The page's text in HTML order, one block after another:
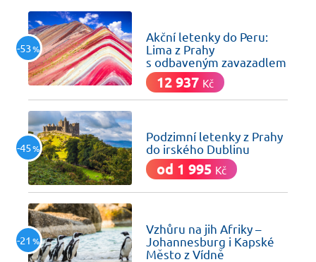
-53%
Akční letenky do Peru:
Lima z Prahy
s odbaveným zavazadlem
12 937 Kč
-45%
Podzimní letenky z Prahy
do irského Dublinu
od 1 995 Kč
-21 %
Vzhůru na jih Afriky –
Johannesburg i Kapské
Město z Vídně